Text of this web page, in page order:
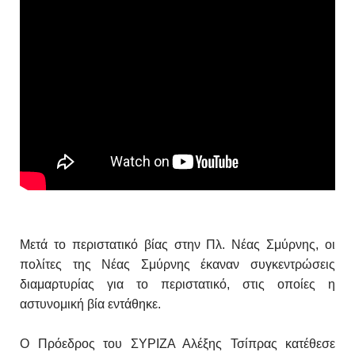
Μετά το περιστατικό βίας στην Πλ. Νέας Σμύρνης, οι
πολίτες της Νέας Σμύρνης έκαναν συγκεντρώσεις
διαμαρτυρίας για το περιστατικό, στις οποίες η
αστυνομική βία εντάθηκε.
Ο Πρόεδρος του ΣΥΡΙΖΑ Αλέξης Τσίπρας κατέθεσε